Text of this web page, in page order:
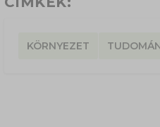
KÖRNYEZET